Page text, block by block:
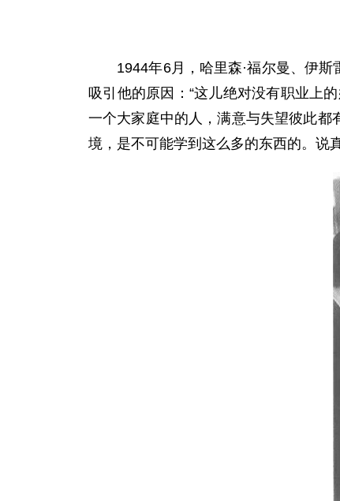
1944年6月，哈里森·福尔曼、伊斯
吸引他的原因：“这儿绝对没有职业上
一个大家庭中的人，满意与失望彼此都
境，是不可能学到这么多的东西的。说